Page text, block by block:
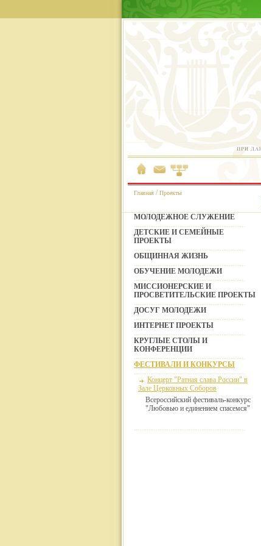
Главная /Проекты
МОЛОДЕЖНОЕ СЛУЖЕНИЕ
ДЕТСКИЕ И СЕМЕЙНЫЕ
ПРОЕКТЫ
ОБЩИННАЯ ЖИЗНЬ
ОБУЧЕНИЕ МОЛОДЕЖИ
МИССИОНЕРСКИЕ И
ПРОСВЕТИТЕЛЬСКИЕ ПРОЕКТЫ
ДОСУГ МОЛОДЕЖИ
ИНТЕРНЕТ ПРОЕКТЫ
КРУГЛЫЕ СТОЛЫ И
КОНФЕРЕНЦИИ
ФЕСТИВАЛИ И КОНКУРСЫ
Концерт "Ратная слава России" в
Зале Церковных Соборов
Всероссийский фестиваль-конкурс
"Любовью и единением спасемся"